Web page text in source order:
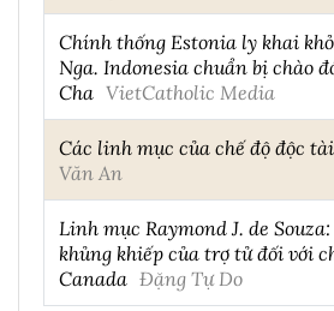
Chính thống Estonia ly khai
Nga. Indonesia chuẩn bị chào
Cha VietCatholic Media
Các linh mục của chế độ độc
Văn An
Linh mục Raymond J. de
khủng khiếp của trợ tử đối với
Canada Đặng Tự Do